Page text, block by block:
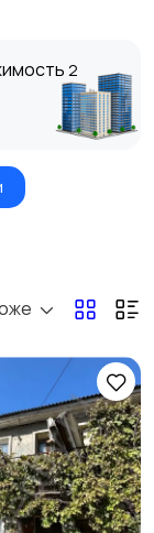
2
и дачи4
техника